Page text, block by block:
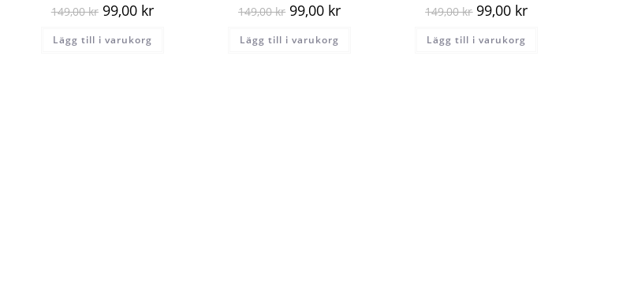
149,00kr 99,00 kr
Lägg till i varukorg
149,00kr 99,00 kr
Lägg till i varukorg
149,00kr 99,00 kr
Lägg till i varukorg